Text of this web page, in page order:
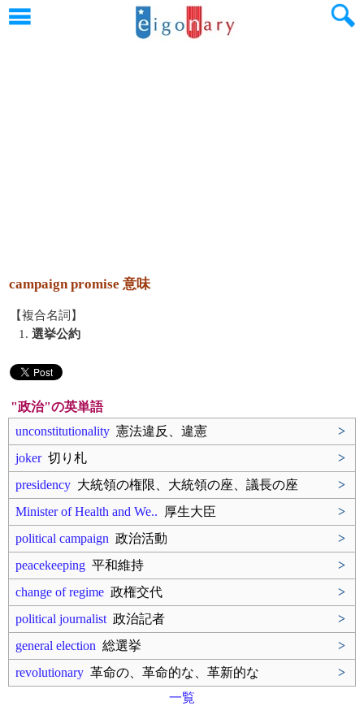
campaign promise 意味
【複合名詞】
1. 選挙公約
"政治"の英単語
unconstitutionality 憲法違反、違憲
>
joker切り札
>
presidency 大統領の権限、大統領の座、議長の座
>
Minister of Health and We.. 厚生大臣
>
political campaign 政治活動
>
peacekeeping 平和維持
>
change of regime 政権交代
>
political journalist 政治記者
>
general election 総選挙
>
revolutionary 革命の、革命的な、革新的な
>
一覧